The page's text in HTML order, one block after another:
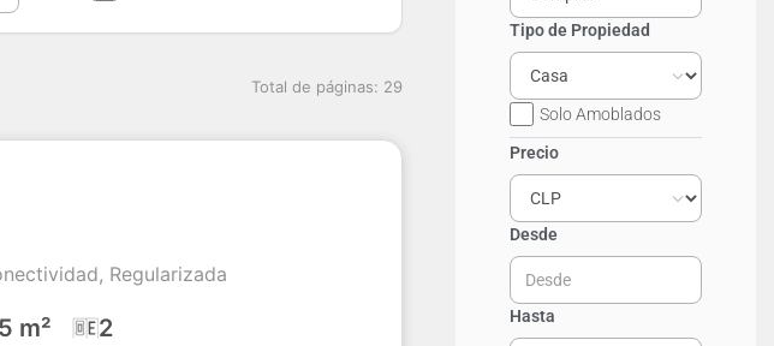
Total de páginas: 29
Regularizada
m² 2
Tipo de Propiedad
Solo Amoblados
Precio
Desde
Hasta